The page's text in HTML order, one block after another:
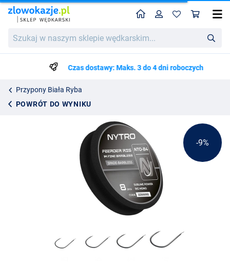
w
wędkarskim...
HomeProfil
Czas dostawy: Maks. 3 do 4 dni roboczych
Przypony Biała Ryba
POWRÓT DO WYNIKU
Nytro NTO-B4 Barbless Fine Feeder Ready Tied Rigs Przypony 100cm (8 Sztuk)
20.99
19.16
-9%